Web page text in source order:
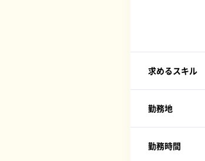
求めるスキル
勤務地
勤務時間